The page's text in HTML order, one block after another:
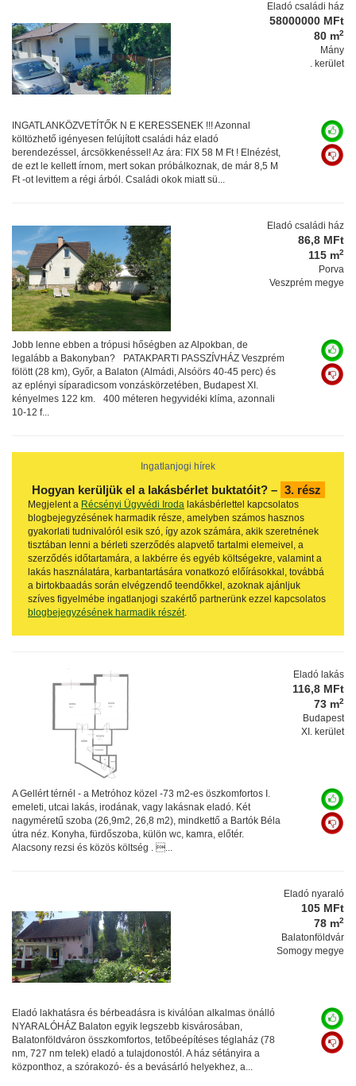
Eladó családi ház
58000000 MFt
80 m2
Mány
. kerület
INGATLANKÖZVETÍTŐK N E KERESSENEK !!! Azonnal
költözhető igényesen felújított családi ház eladó
berendezéssel, árcsökkenéssel! Az ára: FIX 58 M Ft ! Elnézést,
de ezt le kellett írnom, mert sokan próbálkoznak, de már 8,5 M
Ft -ot levittem a régi árból. Családi okok miatt sü...
Eladó családi ház
86,8 MFt
115 m2
Porva
Veszprém megye
Jobb lenne ebben a trópusi hőségben az Alpokban, de
legalább a Bakonyban? PATAKPARTI PASSZÍVHÁZ Veszprém
fölött (28 km), Győr, a Balaton (Almádi, Alsóörs 40-45 perc) és
az eplényi síparadicsom vonzáskörzetében, Budapest XI.
kényelmes 122 km. 400 méteren hegyvidéki klíma, azonnali
10-12 f...
Ingatlanjogi hírek
Hogyan kerüljük el a lakásbérlet buktatóit? – 3. rész
Megjelent a Récsényi Ügyvédi Iroda lakásbérlettel kapcsolatos
blogbejegyzésének harmadik része, amelyben számos hasznos
gyakorlati tudnivalóról esik szó, így azok számára, akik szeretnének
tisztában lenni a bérleti szerződés alapvető tartalmi elemeivel, a
szerződés időtartamára, a lakbérre és egyéb költségekre, valamint a
lakás használatára, karbantartására vonatkozó előírásokkal, továbbá
a birtokbaadás során elvégzendő teendőkkel, azoknak ajánljuk
szíves figyelmébe ingatlanjogi szakértő partnerünk ezzel kapcsolatos
blogbejegyzésének harmadik részét.
Eladó lakás
116,8 MFt
73 m2
Budapest
XI. kerület
A Gellért térnél - a Metróhoz közel -73 m2-es öszkomfortos I.
emeleti, utcai lakás, irodának, vagy lakásnak eladó. Két
nagyméretű szoba (26,9m2, 26,8 m2), mindkettő a Bartók Béla
útra néz. Konyha, fürdőszoba, külön wc, kamra, előtér.
Alacsony rezsi és közös költség . ...
Eladó nyaraló
105 MFt
78 m2
Balatonföldvár
Somogy megye
Eladó lakhatásra és bérbeadásra is kiválóan alkalmas önálló
NYARALÓHÁZ Balaton egyik legszebb kisvárosában,
Balatonföldváron összkomfortos, tetőbeépítéses téglaház (78
nm, 727 nm telek) eladó a tulajdonostól. A ház sétányira a
központhoz, a szórakozó- és a bevásárló helyekhez, a...